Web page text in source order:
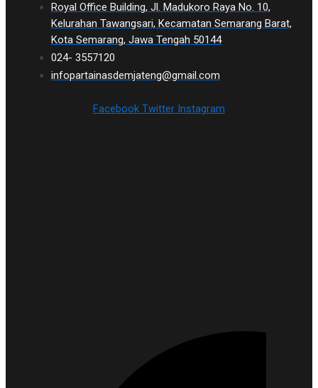
Royal Office Building, Jl. Madukoro Raya No. 10,
Kelurahan Tawangsari, Kecamatan Semarang Barat,
Kota Semarang, Jawa Tengah 50144
024- 3557120
infopartainasdemjateng@gmail.com
Facebook Twitter Instagram